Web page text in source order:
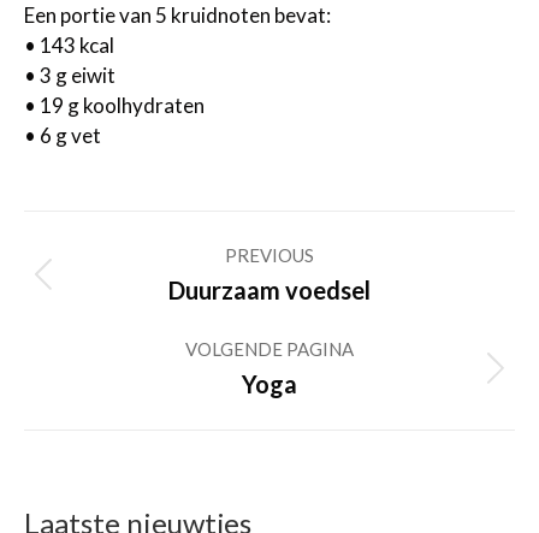
Een portie van 5 kruidnoten bevat:
• 143 kcal
• 3 g eiwit
• 19 g koolhydraten
• 6 g vet
navigation
PREVIOUS
Previous
Duurzaam voedsel
VOLGENDE PAGINA
Volgende
Yoga
Laatste nieuwtjes